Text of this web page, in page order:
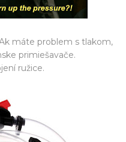
máte problem s tlakom,
primiešavače.
ružice.